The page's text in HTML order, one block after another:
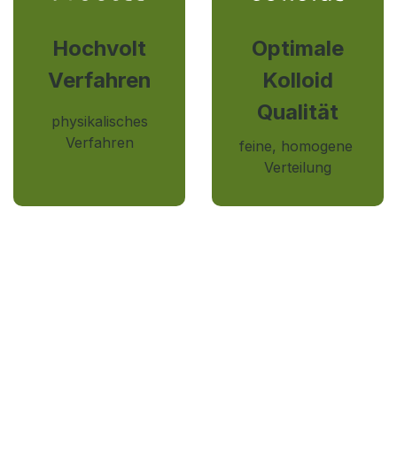
Hochvolt
Verfahren
physikalisches
Verfahren
Optimale
Kolloid
Qualität
feine, homogene
Verteilung